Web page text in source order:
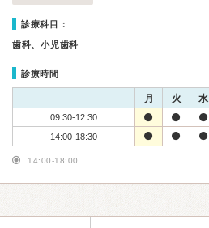
診療科目：
歯科、小児歯科
診療時間
月 火 水
09:30-12:30
14:00-18:30
14:00-18:00